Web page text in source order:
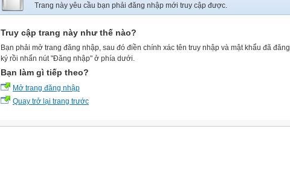
Trang này yêu cầu bạn phải đăng nhập mới truy cập được.
Truy cập trang này như thế nào?
Bạn phải mở trang đăng nhập, sau đó điền chính xác tên truy nhập và mật khẩu đã đăng
ký rồi nhấn nút "Đăng nhập" ở phía dưới.
Bạn làm gì tiếp theo?
Mở trang đăng nhập
Quay trở lại trang trước